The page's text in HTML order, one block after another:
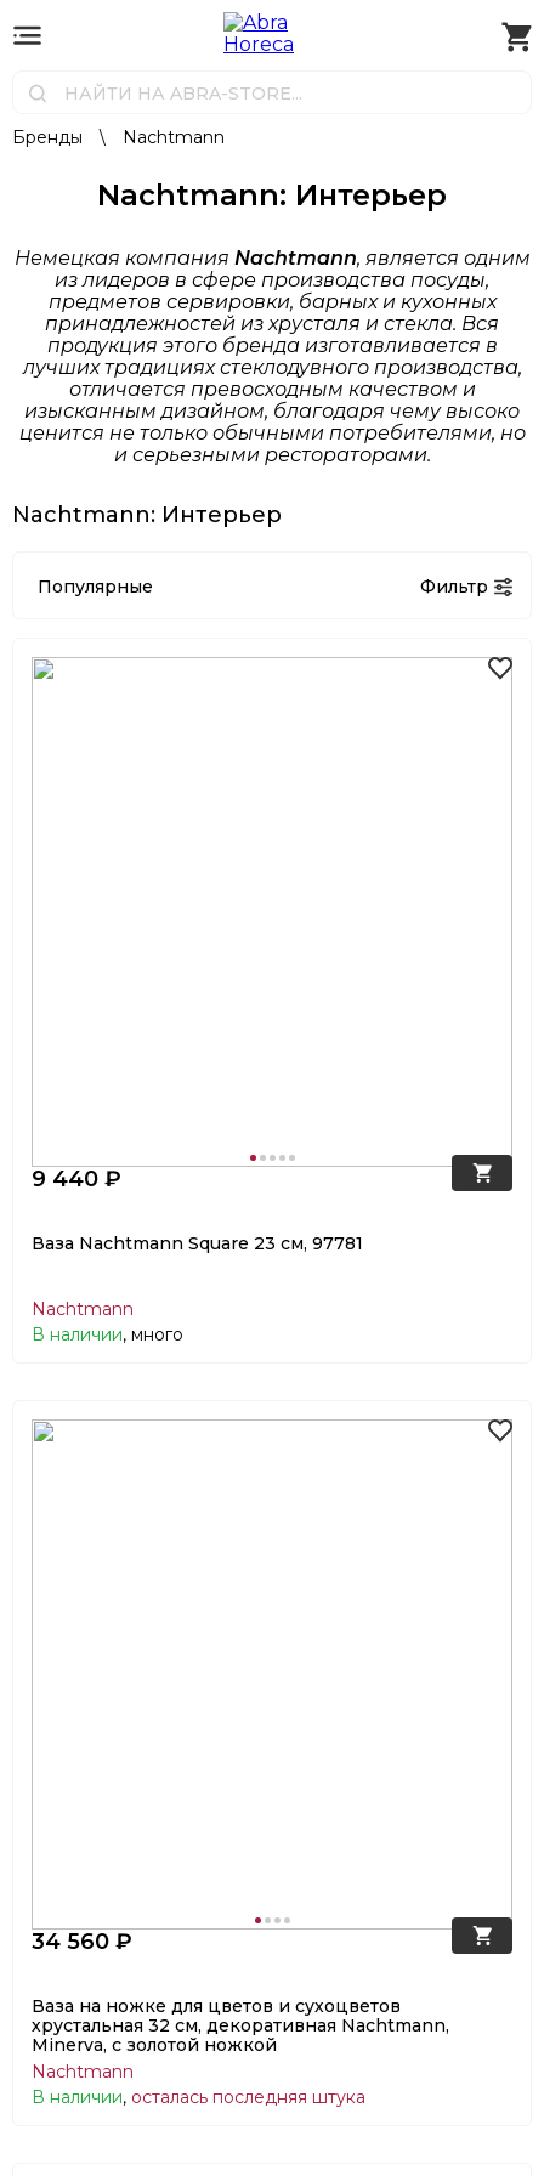
Бренды \ Nachtmann
Nachtmann: Интерьер
Немецкая компания Nachtmann, является одним
из лидеров в сфере производства посуды,
предметов сервировки, барных и кухонных
принадлежностей из хрусталя и стекла. Вся
продукция этого бренда изготавливается в
лучших традициях стеклодувного производства,
отличается превосходным качеством и
изысканным дизайном, благодаря чему высоко
ценится не только обычными потребителями, но
и серьезными рестораторами.
Nachtmann: Интерьер
Популярные Фильтр
9 440 ₽
Ваза Nachtmann Square 23 см, 97781
Nachtmann
В наличии, много
34 560 ₽
Ваза на ножке для цветов и сухоцветов
хрустальная 32 см, декоративная Nachtmann,
Minerva, с золотой ножкой
Nachtmann
В наличии, осталась последняя штука